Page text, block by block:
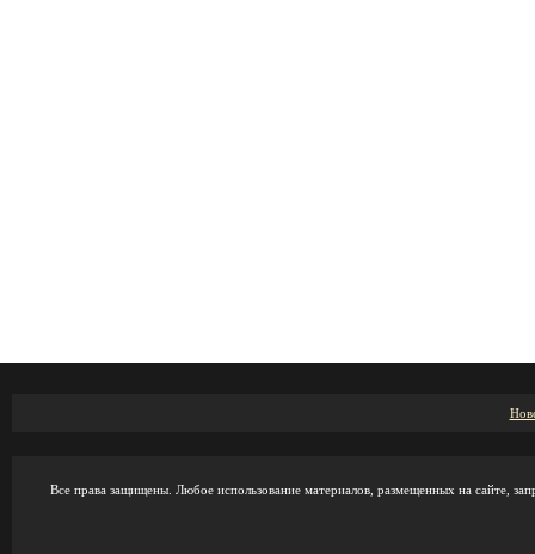
Все права защищены. Любое использование материалов, размещенных на сайте,